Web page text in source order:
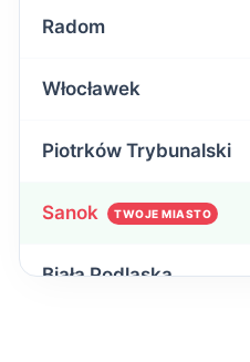
Radom
Włocławek
Piotrków Trybunalski
Sanok TWOJE MIASTO
Biała Podlaska